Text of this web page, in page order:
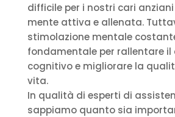
difficile per i nostri cari
mente attiva e allenata.
stimolazione mentale
fondamentale per rallentare il
cognitivo e migliorare la
vita.
In qualità di esperti di
sappiamo quanto sia